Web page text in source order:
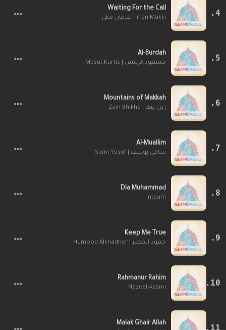
Waiting For the Call
Irfan Makki | عرفان مكي
Al-Burdah
مسعود كرتيس | Mesut Kurtis
Mountains of Makkah
زين بيكا | Zain Bhikha
Al-Muallim
سامي يوسف | Sami Yusuf
Dia Muhammad
Inteam
Keep Me True
حمود الخضر | Humood Alkhadher
Rahmanur Rahim
Nazeel Azami
Malak Ghair Allah